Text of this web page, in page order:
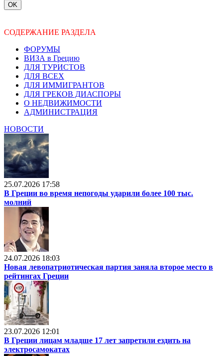
СОДЕРЖАНИЕ РАЗДЕЛА
ФОРУМЫ
ВИЗА в Грецию
ДЛЯ ТУРИСТОВ
ДЛЯ ВСЕХ
ДЛЯ ИММИГРАНТОВ
ДЛЯ ГРЕКОВ ДИАСПОРЫ
О НЕДВИЖИМОСТИ
АДМИНИСТРАЦИЯ
НОВОСТИ
25.07.2026 17:58
В Греции во время непогоды ударили более 100 тыс.
молний
24.07.2026 18:03
Новая левопатриотическая партия заняла второе место в
рейтингах Греции
23.07.2026 12:01
В Греции лицам младше 17 лет запретили ездить на
электросамокатах